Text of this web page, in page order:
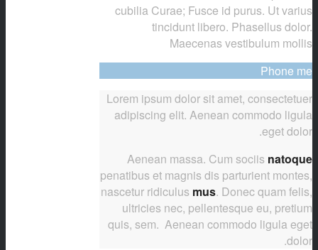
cubilia Curae; Fusce id purus. Ut varius
tincidunt libero. Phasellus dolor.
Maecenas vestibulum mollis
Phone me
Lorem ipsum dolor sit amet, consectetuer
adipiscing elit. Aenean commodo ligula
eget dolor.
Aenean massa. Cum sociis natoque
penatibus et magnis dis parturient montes,
nascetur ridiculus mus. Donec quam felis,
ultricies nec, pellentesque eu, pretium
quis, sem. Aenean commodo ligula eget
dolor.